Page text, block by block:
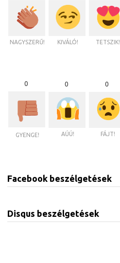
NAGYSZERŰ! KIVÁLÓ! TETSZIK!
0
GYENGE!
0
AÚÚ!
0
FÁJT!
Facebook beszélgetések
Disqus beszélgetések